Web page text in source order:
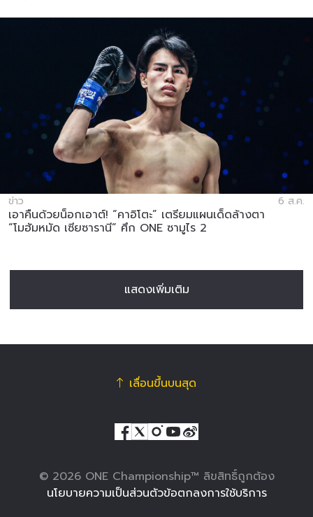
ข่าว 6 ส.ค.
เอาคืนด้วยน็อกเอาต์! “คาอิโตะ” เตรียมแผนเด็ดล้างตา
“โมฮัมหมัด เซียซารานี” ศึก ONE ซามูไร 2
แสดงเพิ่มเติม
เลื่อนขึ้นบนสุด
© 2026 ONE Championship™ ลิขสิทธิ์ถูกต้อง
นโยบายความเป็นส่วนตัวข้อตกลงการใช้บริการ